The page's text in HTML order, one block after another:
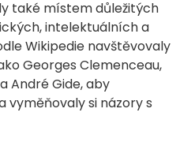
také místem důležitých
intelektuálních a
Wikipedie navštěvovaly
Georges Clemenceau,
André Gide, aby
vyměňovaly si názory s